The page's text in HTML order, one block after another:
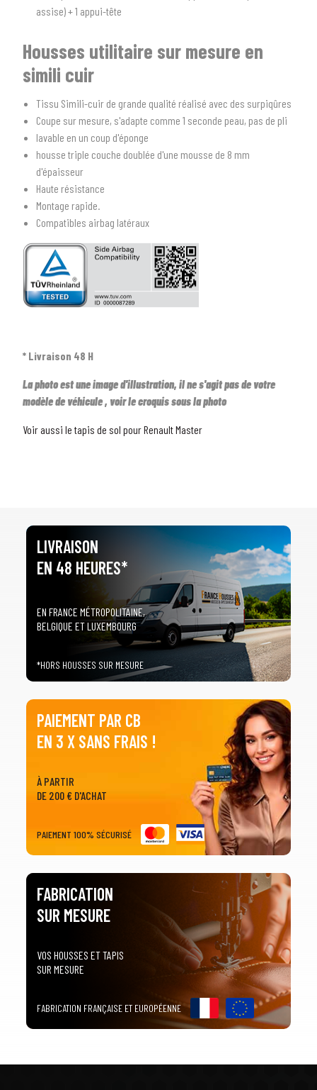
Tous les types
2SÉLECTIONNEZ LA MARQUE DE VOTRE VÉHICULE
Toutes les marques
arrow_drop_down
PRÉCISEZ LE MODÈLE
Tous les modèles
assise) + 1 appui-tête
Housses utilitaire sur mesure en
simili cuir
Tissu Simili-cuir de grande qualité réalisé avec des surpiqûres
Coupe sur mesure, s'adapte comme 1 seconde peau, pas de pli
lavable en un coup d'éponge
housse triple couche doublée d'une mousse de 8 mm
d'épaisseur
Haute résistance
Montage rapide.
Compatibles airbag latéraux
* Livraison 48 H
La photo est une image d'illustration, il ne s'agit pas de votre
modèle de véhicule , voir le croquis sous la photo
Voir aussi le tapis de sol pour Renault Master
LIVRAISON
EN 48 HEURES*
EN FRANCE MÉTROPOLITAINE,
BELGIQUE ET LUXEMBOURG
*HORS HOUSSES SUR MESURE
PAIEMENT PAR CB
EN 3 X SANS FRAIS !
À PARTIR
DE 200 € D'ACHAT
PAIEMENT 100% SÉCURISÉ
FABRICATION
SUR MESURE
VOS HOUSSES ET TAPIS
SUR MESURE
FABRICATION FRANÇAISE ET EUROPÉENNE